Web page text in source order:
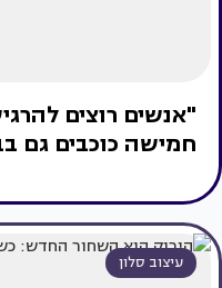
"אנשים רוצים
חמישה כוכבים גם
עיצוב סלון